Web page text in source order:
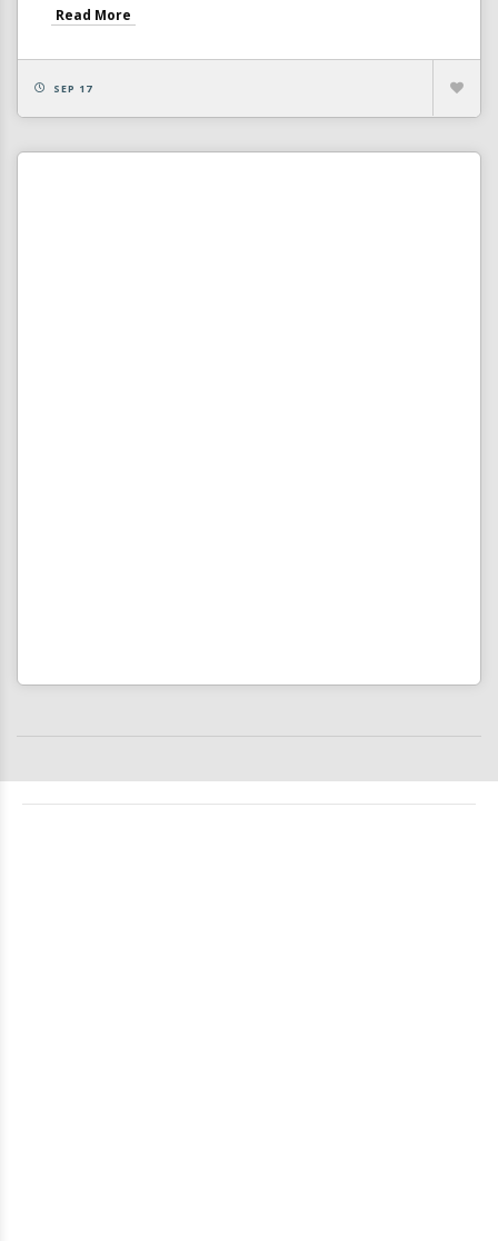
Read More
SEP 17